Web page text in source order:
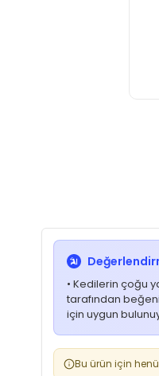
• Kedilerin çoğu
tarafından
için uygun
Bu ürün için